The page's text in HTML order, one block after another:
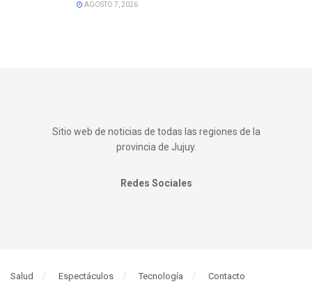
AGOSTO 7, 2026
Sitio web de noticias de todas las regiones de la
provincia de Jujuy.
Redes Sociales
Salud Espectáculos Tecnología Contacto